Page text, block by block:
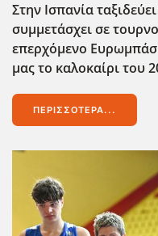
Στην Ισπανία
συμμετάσχει σε
επερχόμενο
μας το καλοκαίρι του
ΠΕΡΙΣΣΌΤΕΡΑ...